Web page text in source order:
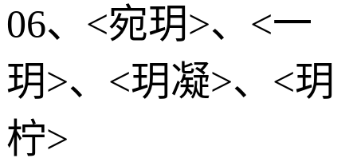
06、<宛玥>、<一
玥>、<玥凝>、<玥
柠>